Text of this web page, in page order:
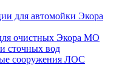
для автомойки Экора
очистных Экора МО
сточных вод
сооружения ЛОС